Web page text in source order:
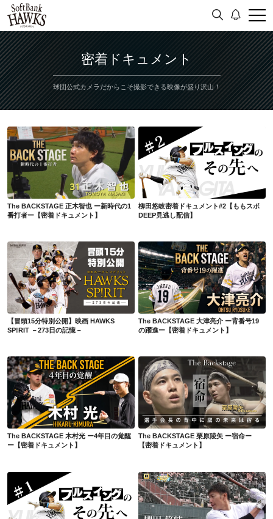
密着ドキュメント
球団公式カメラだからこそ撮影できる映像が盛り沢山！
The BACKSTAGE 正木智也 ー新時代の1番打者ー【密着ドキュメント】
The BACKSTAGE 正木智也 ー新時代の1
番打者ー【密着ドキュメント】
柳田悠岐密着ドキュメント#2【ももスポ
DEEP見逃し配信】
【冒頭15分特別公開】映画 HAWKS SP!RIT －273日の記憶－
【冒頭15分特別公開】映画 HAWKS
SP!RIT －273日の記憶－
The BACKSTAGE 大津亮介 ー背番号19の躍進ー【密着ドキュメント】
The BACKSTAGE 大津亮介 ー背番号19
の躍進ー【密着ドキュメント】
The BACKSTAGE 木村光 ー4年目の覚醒ー【密着ドキュメント】
The BACKSTAGE 木村光 ー4年目の覚醒
ー【密着ドキュメント】
The BACKSTAGE 栗原陵矢 ー宿命ー
【密着ドキュメント】
柳田悠岐密着ドキュメント#1